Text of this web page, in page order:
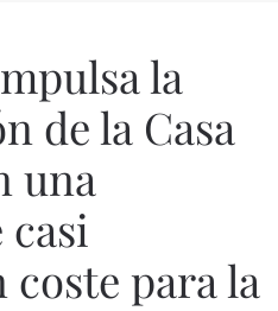
la
de la Casa
una
coste para la